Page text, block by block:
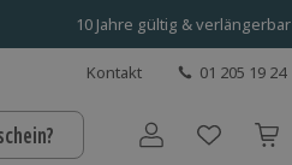
10 Jahre gültig & verlängerbar
Kontakt 01 205 19 24
Benutzerkonto